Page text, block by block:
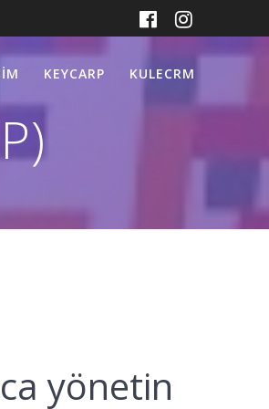
KEYCARP KULECRM
yönetin